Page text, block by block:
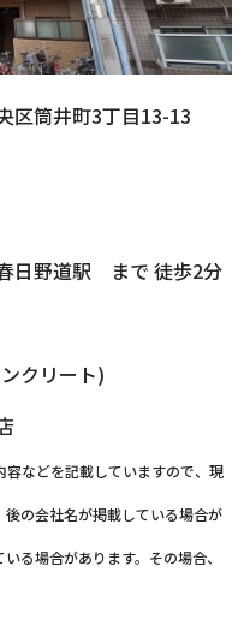
区筒井町3丁目13-13
日野道駅 まで 徒歩2分
クリート)
などを記載していますので、現
の会社名が掲載している場合が
る場合があります。その場合、